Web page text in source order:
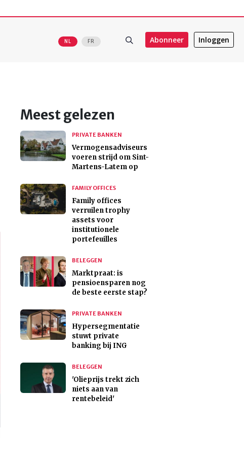
NL FR Abonneer Inloggen
Meest gelezen
PRIVATE BANKEN
Vermogensadviseurs
voeren strijd om Sint-
Martens-Latem op
FAMILY OFFICES
Family offices
verruilen trophy
assets voor
institutionele
portefeuilles
BELEGGEN
Marktpraat: is
pensioensparen nog
de beste eerste stap?
PRIVATE BANKEN
Hypersegmentatie
stuwt private
banking bij ING
BELEGGEN
'Olieprijs trekt zich
niets aan van
rentebeleid'